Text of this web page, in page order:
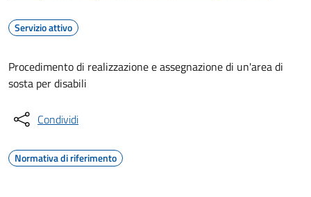
Servizio attivo
Procedimento di realizzazione e assegnazione di un'area di
sosta per disabili
Condividi
Normativa di riferimento